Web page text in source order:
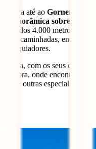
até ao Gornergrat
panorâmica sobre o
dos 4.000 metros. No
caminhadas, enquanto
esquiadores.
com os seus chalés
onde encontrarás
e outras especialidades